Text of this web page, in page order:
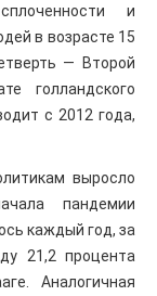
и
в возрасте 15
— Второй
голландского
с 2012 года,
выросло
пандемии
каждый год, за
21,2 процента
Аналогичная